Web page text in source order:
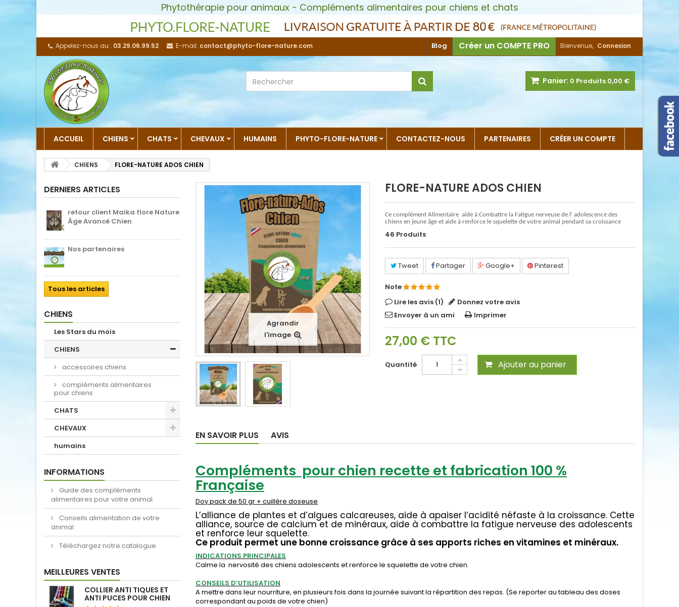
Phytothérapie pour animaux - Compléments alimentaires pour chiens et chats
Bienvenue, Connexion
Appelez-nous au : 03.29.06.99.52 E-mail: contact@phyto-flore-nature.com Créer un COMPTE PRO
Blog
Panier: 0 Produits 0,00 €
ACCUEIL CHIENS CHATS CHEVAUX HUMAINS PHYTO-FLORE-NATURE CONTACTEZ-NOUS PARTENAIRES CRÉER UN COMPTE
CHIENS FLORE-NATURE ADOS CHIEN
DERNIERS ARTICLES
retour client Maika flore Nature
Âge Avancé Chien
Nos partenaires
Tous les articles
CHIENS
Les Stars du mois
CHIENS
accessoires chiens
compléments alimentaires
pour chiens
CHATS
CHEVAUX
humains
INFORMATIONS
Guide des compléments
alimentaires pour votre animal
Conseils alimentation de votre
animal
Téléchargez notre catalogue
MEILLEURES VENTES
COLLIER ANTI TIQUES ET
ANTI PUCES POUR CHIEN
Agrandir
l'image
FLORE-NATURE ADOS CHIEN
Ce complément Alimentaire aide à Combattre la Fatigue nerveuse de l' adolescence des
chiens en jeune âge et aide à renforce le squelette de votre animal pendant sa croissance
46 Produits
Tweet Partager Google+ Pinterest
Note
Lire les avis (1)
Donnez votre avis
Envoyer à un ami
Imprimer
27,00 € TTC
Quantité Ajouter au panier
EN SAVOIR PLUS AVIS
Compléments pour chien recette et fabrication 100 %
Française
Doy pack de 50 gr + cuillère doseuse
L’alliance de plantes et d’algues calcareuses, aide à apaiser l’acidité néfaste à la croissance. Cette
alliance, source de calcium et de minéraux, aide à combattre la fatigue nerveuse des adolescents
et renforce leur squelette.
Ce produit permet une bonne croissance grâce à ses apports riches en vitamines et minéraux.
INDICATIONS PRINCIPALES
Calme la nervosité des chiens adolescents et renforce le squelette de votre chien.
CONSEILS D’UTILISATION
A mettre dans leur nourriture, en plusieurs fois dans la journée suivant la répartition des repas. (Se reporter au tableau des doses
correspondant au poids de votre chien)